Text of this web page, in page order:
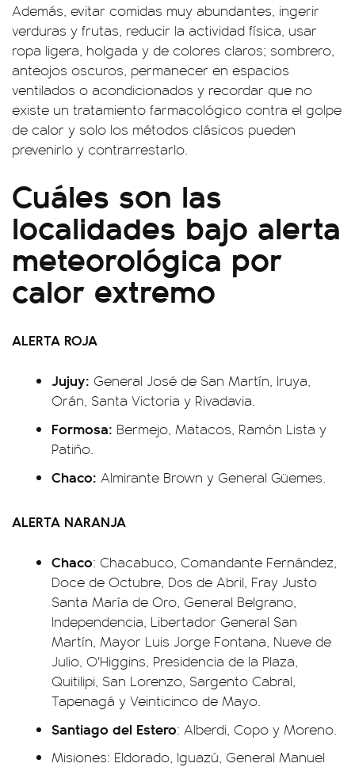
Además, evitar comidas muy abundantes, ingerir
verduras y frutas, reducir la actividad física, usar
ropa ligera, holgada y de colores claros; sombrero,
anteojos oscuros, permanecer en espacios
ventilados o acondicionados y recordar que no
existe un tratamiento farmacológico contra el golpe
de calor y solo los métodos clásicos pueden
prevenirlo y contrarrestarlo.
Cuáles son las
localidades bajo alerta
meteorológica por
calor extremo
ALERTA ROJA
Jujuy: General José de San Martín, Iruya,
Orán, Santa Victoria y Rivadavia.
Formosa: Bermejo, Matacos, Ramón Lista y
Patiño.
Chaco: Almirante Brown y General Güemes.
ALERTA NARANJA
Chaco: Chacabuco, Comandante Fernández,
Doce de Octubre, Dos de Abril, Fray Justo
Santa María de Oro, General Belgrano,
Independencia, Libertador General San
Martín, Mayor Luis Jorge Fontana, Nueve de
Julio, O'Higgins, Presidencia de la Plaza,
Quitilipi, San Lorenzo, Sargento Cabral,
Tapenagá y Veinticinco de Mayo.
Santiago del Estero: Alberdi, Copo y Moreno.
Misiones: Eldorado, Iguazú, General Manuel